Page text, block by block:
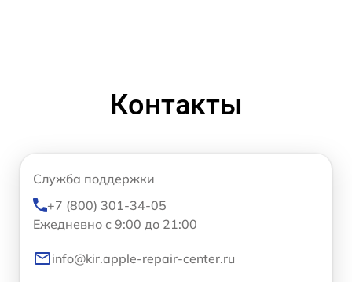
Контакты
Служба поддержки
+7 (800) 301-34-05
Ежедневно с 9:00 до 21:00
info@kir.apple-repair-center.ru